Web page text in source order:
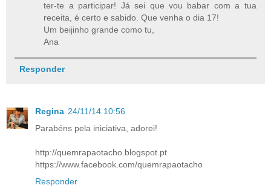
ter-te a participar! Já sei que vou babar com a tua
receita, é certo e sabido. Que venha o dia 17!
Um beijinho grande como tu,
Ana
Responder
Regina 24/11/14 10:56
Parabéns pela iniciativa, adorei!
http://quemrapaotacho.blogspot.pt
https://www.facebook.com/quemrapaotacho
Responder